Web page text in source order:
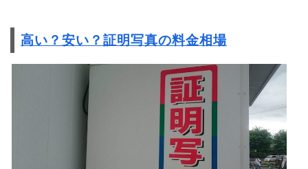
高い？安い？証明写真の料金相場